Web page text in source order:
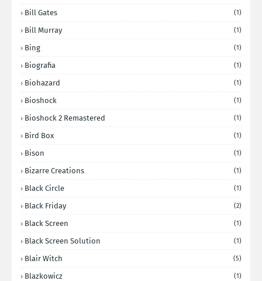
Bill Gates (1)
Bill Murray (1)
Bing (1)
Biografia (1)
Biohazard (1)
Bioshock (1)
Bioshock 2 Remastered (1)
Bird Box (1)
Bison (1)
Bizarre Creations (1)
Black Circle (1)
Black Friday (2)
Black Screen (1)
Black Screen Solution (1)
Blair Witch (5)
Blazkowicz (1)